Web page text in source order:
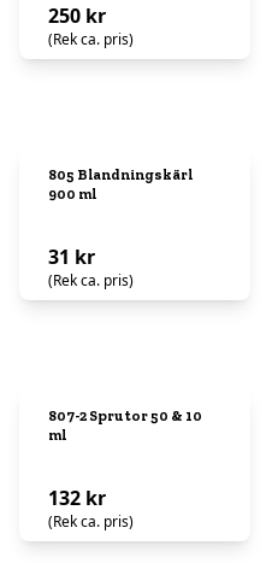
250 kr
(Rek ca. pris)
805 Blandningskärl
900 ml
31 kr
(Rek ca. pris)
807-2 Sprutor 50 & 10
ml
132 kr
(Rek ca. pris)